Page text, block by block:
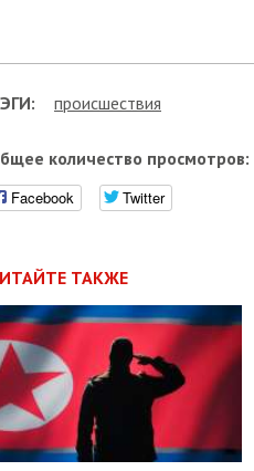
проиcшествия
количество просмотров:
Facebook Twitter
ТАКЖЕ